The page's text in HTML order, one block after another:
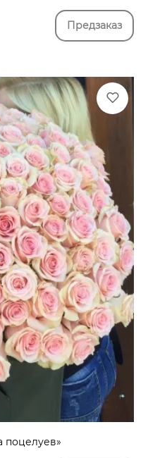
Предзаказ
поцелуев»